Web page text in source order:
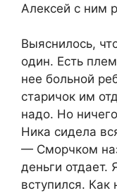
Алексей с ним
Выяснилось,
один. Есть
нее больной
старичок им
надо. Но
Ника сидела
— Сморчком
деньги отдает.
вступился. Как